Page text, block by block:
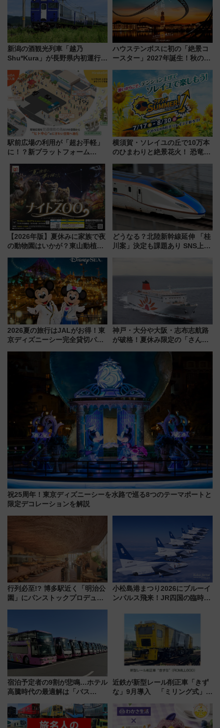
新潟の酒観光列車「越乃
Shu*Kura」が長野県内初運行！
別企画
ハウステンボスに初の「絶景コ
ースター」2027年誕生！秋の
ろも一挙紹介
駅前広場の利用が「超お手軽」
に！？新プラットフォーム
マホで簡単申請 物販や演奏会な
どに【JR東日本】
横須賀・ソレイユの丘で10万本
のひまわりと絶景花火！ 恐竜や
帰りお出かけ最新情報（2026年
7月17日～開催）
【2026年版】夏休みに家族で夜
の動物園はいかが？東山動植物
ZOO」開催情報
どうなる？北陸新幹線延伸 「桂
川案」決定も課題あり SNS上の
2026夏の旅行はJALがお得！東
京ディズニーシー完全貸切パー
ーン始まる 条件は「夏の国内
線に2回搭乗」
神戸・大分や大阪・志布志航路
が破格！夏休み限定の「さんふ
ート 夕朝食ビュッフェ付きで
快適な船旅はいかが？
祝25周年！東京ディズニーシーを水路で巡る8つのテーマポートと
限定デコレーションを解説
行列必至!? 博多駅近く「明治公
園」にパンストックプロデュー
も！
小松島港まつり2026にブルーイ
ンパルス飛来！JR四国の臨時ダ
宿泊予定者の9割が悲鳴…ホテル
高騰時代の最適解は「バス
した、推し活遠征や観光時のリ
アルな懐事情
近鉄が新型レール削正車「きず
な」9月導入 「ミリング式」採
化！安全性や乗り心地の向上に
貢献するだけでなく、全線区で